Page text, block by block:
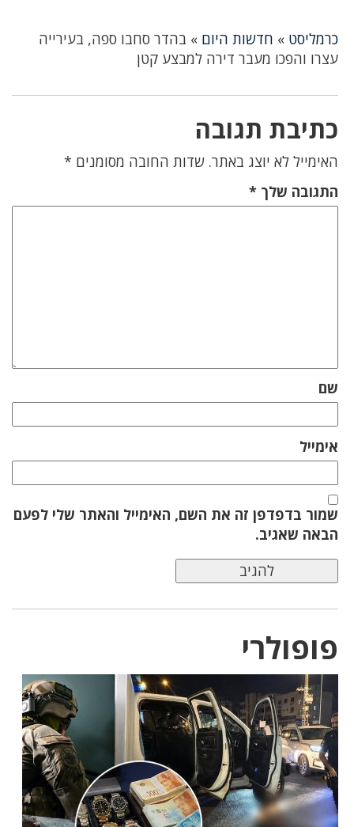
כרמליסט » חדשות היום » בהדר סחבו ספה, בעירייה
עצרו והפכו מעבר דירה למבצע קטן
כתיבת תגובה
האימייל לא יוצג באתר. שדות החובה מסומנים *
התגובה שלך *
שם
אימייל
שמור בדפדפן זה את השם, האימייל והאתר שלי לפעם
הבאה שאגיב.
פופולרי